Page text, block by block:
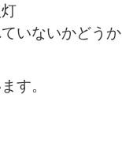
いないかどうか
す。